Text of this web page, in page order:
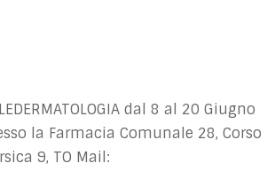
dal 8 al 20 Giugno
la Farmacia Comunale 28, Corso
9, TO Mail: